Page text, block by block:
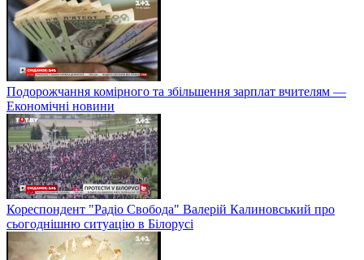
Подорожчання комірного та збільшення зарплат вчителям —
Економічні новини
Кореспондент "Радіо Свобода" Валерій Калиновський про
сьогоднішню ситуацію в Білорусі